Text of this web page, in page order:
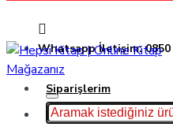
Whatsapp İletişim: 0850
Siparişlerim
Hakkımızda